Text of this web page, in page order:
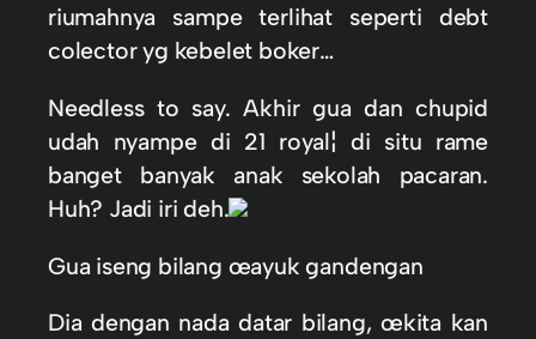
riumahnya sampe terlihat seperti debt
colector yg kebelet boker…
Needless to say. Akhir gua dan chupid
udah nyampe di 21 royal¦ di situ rame
banget banyak anak sekolah pacaran.
Huh? Jadi iri deh.
Gua iseng bilang œayuk gandengan
Dia dengan nada datar bilang, œkita kan